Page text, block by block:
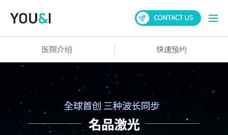
医院介绍 快速预约